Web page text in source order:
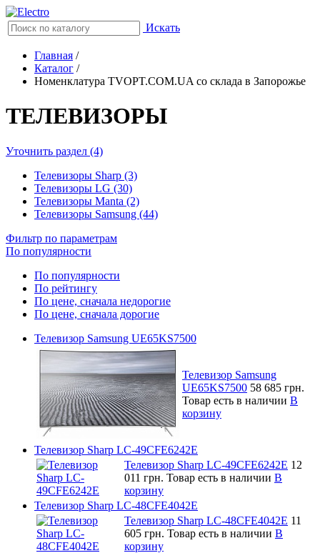
Искать
Главная /
Каталог /
Номенклатура TVOPT.COM.UA со склада в Запорожье
ТЕЛЕВИЗОРЫ
Уточнить раздел (4)
Телевизоры Sharp (3)
Телевизоры LG (30)
Телевизоры Manta (2)
Телевизоры Samsung (44)
Фильтр по параметрам
По популярности
По популярности
По рейтингу
По цене, сначала недорогие
По цене, сначала дорогие
Телевизор Samsung UE65KS7500
Телевизор Samsung
UE65KS7500 58 685 грн.
Товар есть в наличии В
корзину
Телевизор Sharp LC-49CFE6242E
Телевизор Sharp LC-49CFE6242E 12
011 грн. Товар есть в наличии В
корзину
Телевизор Sharp LC-48CFE4042E
Телевизор Sharp LC-48CFE4042E 11
605 грн. Товар есть в наличии В
корзину